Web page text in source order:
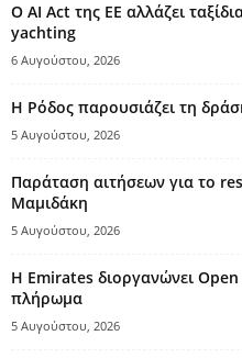
Ο AI Act της ΕΕ αλλάζει
yachting
6 Αυγούστου, 2026
Η Ρόδος παρουσιάζει τη
5 Αυγούστου, 2026
Παράταση αιτήσεων για το
Μαμιδάκη
5 Αυγούστου, 2026
Η Emirates διοργανώνει
πλήρωμα
5 Αυγούστου, 2026